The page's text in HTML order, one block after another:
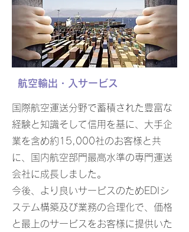
航空輸出・入サービス
国際航空運送分野で蓄積された豊富な
経験と知識そして信用を基に、大手企
業を含め約15,000社のお客様と共
に、国内航空部門最高水準の専門運送
会社に成長しました。
今後、より良いサービスのためEDIシ
ステム構築及び業務の合理化で、価格
と最上のサービスをお客様に提供いた